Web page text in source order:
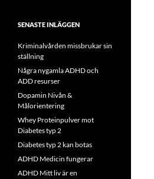
SENASTE INLÄGGEN
Kriminalvården missbrukar sin
ställning
Några nygamla ADHD och
ADD resurser
Dopamin Nivån &
Målorientering
Whey Proteinpulver mot
Diabetes typ 2
Diabetes typ 2 kan botas
ADHD Medicin fungerar
ADHD Mitt liv är en